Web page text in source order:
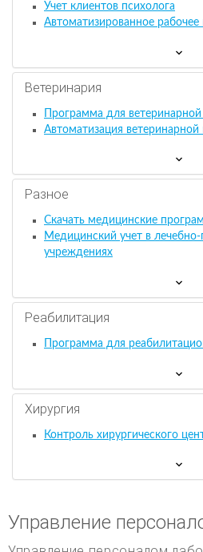
Учет клиентов психолога
Автоматизированное рабочее
Ветеринария
Программа для
Автоматизация ветеринарной
Разное
Скачать медицинские
Медицинский учет в
учреждениях
Реабилитация
Программа для
Хирургия
Контроль хирургического
Управление